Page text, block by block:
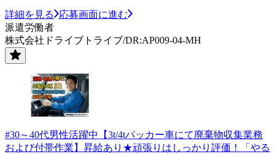
詳細を見る
応募画面に進む
派遣労働者
株式会社ドライブトライブ/DR:AP009-04-MH
#30～40代男性活躍中【3t/4tパッカー車にて廃棄物収集業務
および付帯作業】昇給あり★頑張りはしっかり評価！「やる